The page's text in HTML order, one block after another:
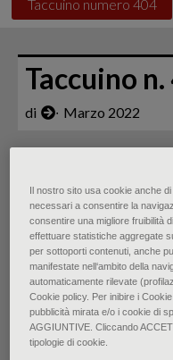
Taccuino numero 404
Taccuino
di ∙ Marzo 2022
Il nostro sito usa cookie anche
necessari a consentire la
consentire una migliore fruibilità
effettuare statistiche aggregate
per sottoporti contenuti, anche
manifestate nell‘ambito della
automaticamente rilevate
Cookie policy. Per inibire i
pubblicità mirata e/o i cookie di
AGGIUNTIVE. Cliccando
tipologie di cookie.